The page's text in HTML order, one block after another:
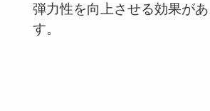
弾力性を向上させる効果があ
す